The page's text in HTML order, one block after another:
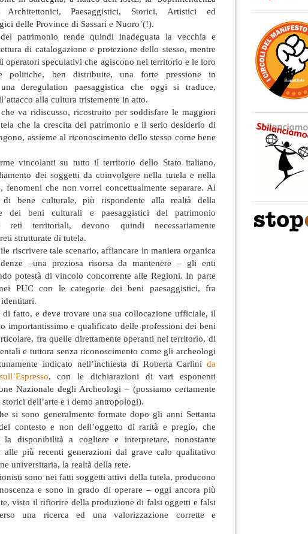
Paesaggistici, Storici, Artistici ed
delle Province di Sassari e Nuoro’(!).
del patrimonio rende quindi inadeguata la vecchia e
di catalogazione e protezione dello stesso, mentre
operatori speculativi che agiscono nel territorio e le loro
politiche, ben distribuite, una forte pressione in
deregulation paesaggistica che oggi si traduce,
alla cultura tristemente in atto.
che va ridiscusso, ricostruito per soddisfare le maggiori
che la crescita del patrimonio e il serio desiderio di
assieme al riconoscimento dello stesso come bene
vincolanti su tutto il territorio dello Stato italiano,
dei soggetti da coinvolgere nella tutela e nella
fenomeni che non vorrei concettualmente separare. Al
di bene culturale, più rispondente alla realtà della
dei beni culturali e paesaggistici del patrimonio
reti territoriali, devono quindi necessariamente
strutturate di tutela.
riscrivere tale scenario, affiancare in maniera organica
–una preziosa risorsa da mantenere – gli enti
potestà di vincolo concorrente alle Regioni. In parte
PUC con le categorie dei beni paesaggistici, fra
fatto, e deve trovare una sua collocazione ufficiale, il
importantissimo e qualificato delle professioni dei beni
fra quelle direttamente operanti nel territorio, di
e tuttora senza riconoscimento come gli archeologi
indicato nell’inchiesta di Roberta Carlini da
, con le dichiarazioni di vari esponenti
Nazionale degli Archeologi – (possiamo certamente
dell’arte e i demo antropologi).
si sono generalmente formate dopo gli anni Settanta
contesto e non dell’oggetto di rarità e pregio, che
disponibilità a cogliere e interpretare, nonostante
alle più recenti generazioni dal grave calo qualitativo
universitaria, la realtà della rete.
sono nei fatti soggetti attivi della tutela, producono
e sono in grado di operare – oggi ancora più
visto il rifiorire della produzione di falsi oggetti e falsi
una ricerca ed una valorizzazione corrette e